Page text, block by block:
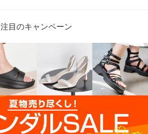
注目のキャンペーン